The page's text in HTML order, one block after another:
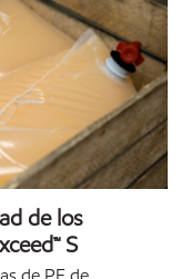
de los
S